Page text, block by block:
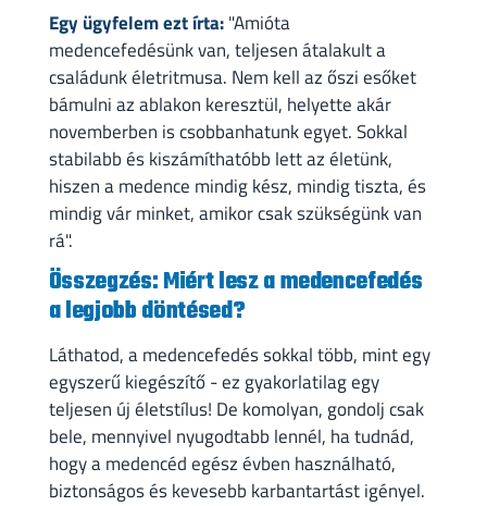
Egy ügyfelem ezt írta:"Amióta
medencefedésünk van, teljesen átalakult a
családunk életritmusa. Nem kell az őszi esőket
bámulni az ablakon keresztül, helyette akár
novemberben is csobbanhatunk egyet. Sokkal
stabilabb és kiszámíthatóbb lett az életünk,
hiszen a medence mindig kész, mindig tiszta, és
mindig vár minket, amikor csak szükségünk van
rá".
Összegzés: Miért lesz a medencefedés
a legjobb döntésed?
Láthatod, a medencefedés sokkal több, mint egy
egyszerű kiegészítő - ez gyakorlatilag egy
teljesen új életstílus! De komolyan, gondolj csak
bele, mennyivel nyugodtabb lennél, ha tudnád,
hogy a medencéd egész évben használható,
biztonságos és kevesebb karbantartást igényel.